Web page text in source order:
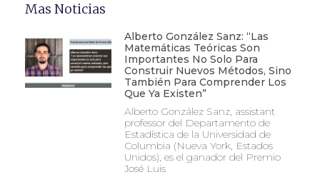
Mas Noticias
Alberto González Sanz: “Las
Matemáticas Teóricas Son
Importantes No Solo Para
Construir Nuevos Métodos, Sino
También Para Comprender Los
Que Ya Existen”
Alberto González Sanz, assistant
professor del Departamento de
Estadística de la Universidad de
Columbia (Nueva York, Estados
Unidos), es el ganador del Premio
José Luis